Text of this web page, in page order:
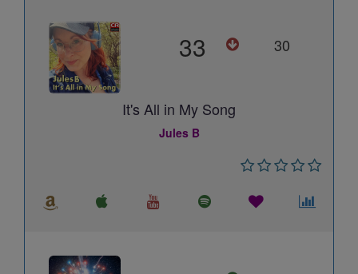
33 30
It's All in My Song
Jules B